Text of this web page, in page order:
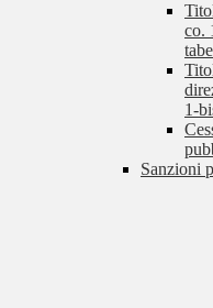
co.
1-
Sanzioni